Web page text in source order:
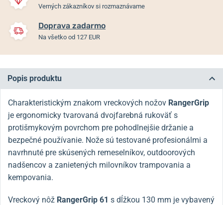
Verných zákazníkov si rozmaznávame
Doprava zadarmo
Na všetko od 127 EUR
Popis produktu
Charakteristickým znakom vreckových nožov RangerGrip
je ergonomicky tvarovaná dvojfarebná rukoväť s
protišmykovým povrchom pre pohodlnejšie držanie a
bezpečné používanie. Nože sú testované profesionálmi a
navrhnuté pre skúsených remeselníkov, outdoorových
nadšencov a zanietených milovníkov trampovania a
kempovania.
Vreckový nôž RangerGrip 61 s dĺžkou 130 mm je vybavený